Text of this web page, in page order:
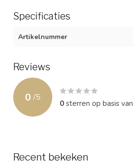
Specificaties
Artikelnummer
Reviews
0 /5
0sterren op basis van
Recent bekeken